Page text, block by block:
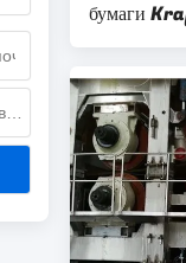
бумаги
бумажных